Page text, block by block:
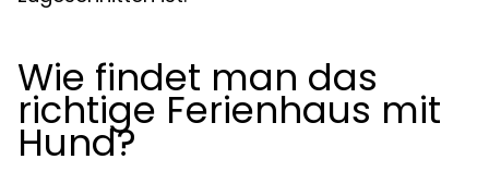
Wie findet man das
richtige Ferienhaus mit
Hund?